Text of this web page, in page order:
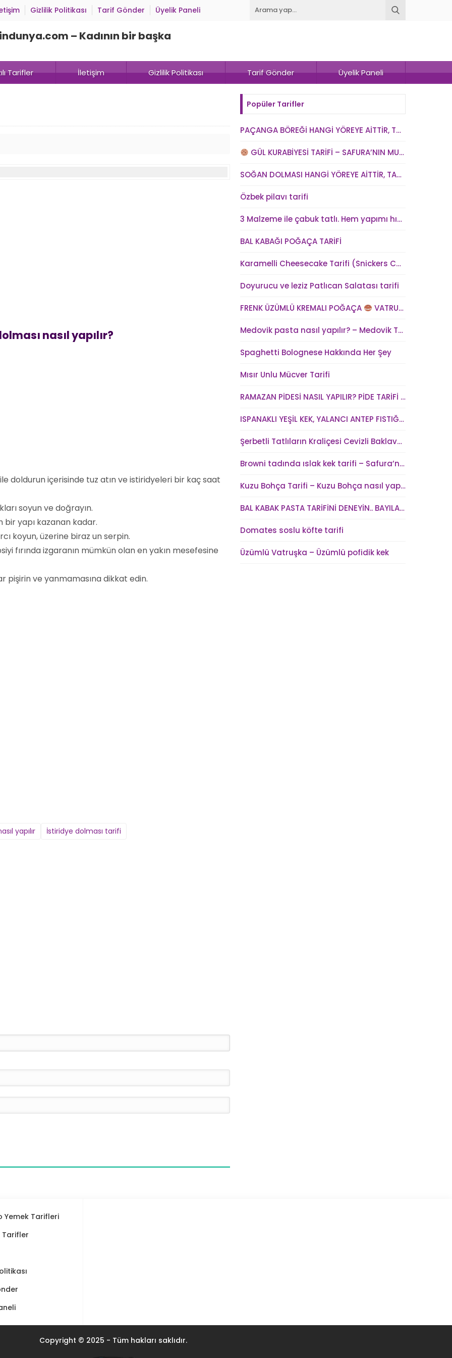
Gizlilik Politikası Tarif Gönder Üyelik Paneli
Tarifler İletişim Gizlilik Politikası Tarif Gönder Üyelik Paneli
nasıl yapılır?
doldurun içerisinde tuz atın ve istiridyeleri bir kaç saat
soyun ve doğrayın.
bir yapı kazanan kadar.
koyun, üzerine biraz un serpin.
fırında izgaranın mümkün olan en yakın mesefesine
pişirin ve yanmamasına dikkat edin.
yapılır İstiridye dolması tarifi
Popüler Tarifler
PAÇANGA BÖREĞİ HANGİ YÖREYE AİTTİR, TARİHİ NEDİR? VE PAÇANGA BÖREĞİ TARİFİ
GÜL KURABİYESİ TARİFİ – SAFURA’NIN MUTFAĞI (kadindunya.com)
SOĞAN DOLMASI HANGİ YÖREYE AİTTİR, TARİHİ NEDİR? SOĞAN DOLMASI TARİFİ
Özbek pilavı tarifi
3 Malzeme ile çabuk tatlı. Hem yapımı hızlı hem kolay hem lezzetli
BAL KABAĞI POĞAÇA TARİFİ
Karamelli Cheesecake Tarifi (Snickers Cheesecake)
Doyurucu ve leziz Patlıcan Salatası tarifi
FRENK ÜZÜMLÜ KREMALI POĞAÇA VATRUŞKA TARİFİ
Medovik pasta nasıl yapılır? – Medovik Tort Tarifi – Medovik kek tarifi
Spaghetti Bolognese Hakkında Her Şey
Mısır Unlu Mücver Tarifi
RAMAZAN PİDESİ NASIL YAPILIR? PİDE TARİFİ – SAFURA’NIN MUTFAĞI (kadindunya.com)
ISPANAKLI YEŞİL KEK, YALANCI ANTEP FISTIĞI – SAFURA’NIN MUTFAĞI (kadindunya.com)
Şerbetli Tatlıların Kraliçesi Cevizli Baklava Tarifi
Browni tadında ıslak kek tarifi – Safura’nın Mutfağı
Kuzu Bohça Tarifi – Kuzu Bohça nasıl yapılır?
BAL KABAK PASTA TARİFİNİ DENEYİN.. BAYILACAKSINIZ !
Domates soslu köfte tarifi
Üzümlü Vatruşka – Üzümlü pofidik kek
Yemek Tarifleri
Tarifler
Copyright © 2025 - Tüm hakları saklıdır.